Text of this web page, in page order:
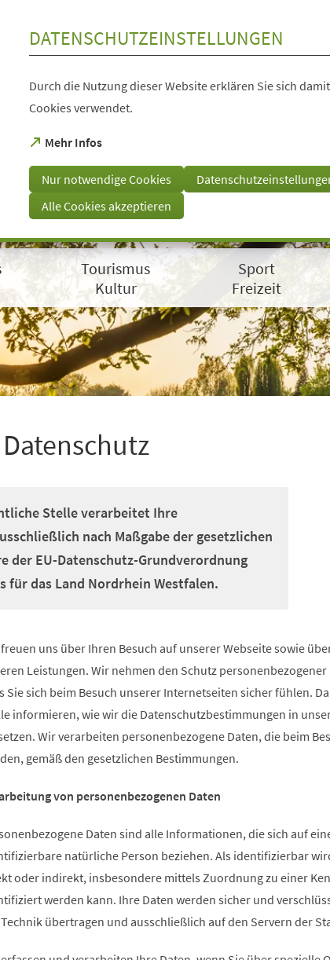
DATENSCHUTZEINSTELLUNGEN
Durch die Nutzung dieser Website erklären Sie sich
Cookies verwendet.
Mehr Infos
(Öffnet
einem
neuen
Tab)
Nur notwendige Cookies
Alle Cookies akzeptieren
Tourismus
Kultur
Sport
Freizeit
Stelle verarbeitet Ihre
nach Maßgabe der gesetzlichen
der EU-Datenschutz-Grundverordnung
für das Land Nordrhein Westfalen.
uns über Ihren Besuch auf unserer Webseite sowie
Leistungen. Wir nehmen den Schutz
Sie sich beim Besuch unserer Internetseiten sicher fühlen.
informieren, wie wir die Datenschutzbestimmungen in
Wir verarbeiten personenbezogene Daten, die beim
gemäß den gesetzlichen Bestimmungen.
von personenbezogenen Daten
Daten sind alle Informationen, die sich auf
natürliche Person beziehen. Als identifizierbar
oder indirekt, insbesondere mittels Zuordnung zu einer
werden kann. Ihre Daten werden sicher und
übertragen und ausschließlich auf den Servern der